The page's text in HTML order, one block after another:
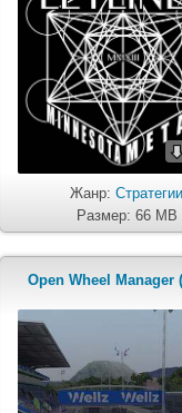
Жанр:
Размер: 66 MB
Open Wheel Manager